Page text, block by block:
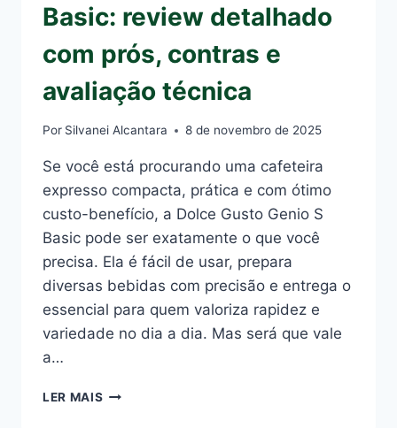
Basic: review detalhado
com prós, contras e
avaliação técnica
Por Silvanei Alcantara 8 de novembro de 2025
Se você está procurando uma cafeteira
expresso compacta, prática e com ótimo
custo-benefício, a Dolce Gusto Genio S
Basic pode ser exatamente o que você
precisa. Ela é fácil de usar, prepara
diversas bebidas com precisão e entrega o
essencial para quem valoriza rapidez e
variedade no dia a dia. Mas será que vale
a…
LER MAIS DOLCE